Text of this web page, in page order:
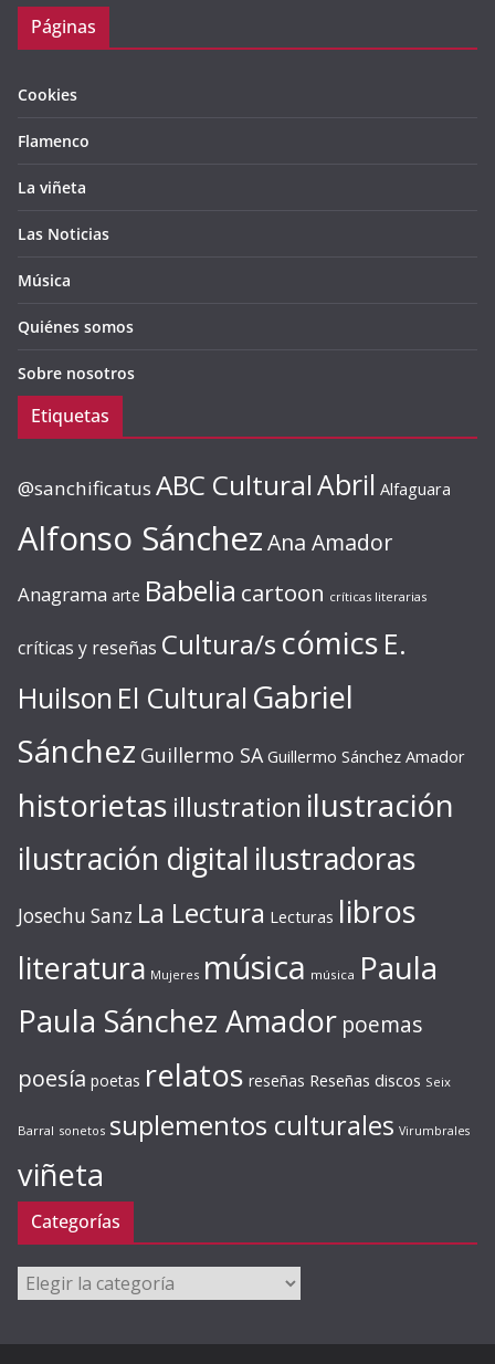
Páginas
Cookies
Flamenco
La viñeta
Las Noticias
Música
Quiénes somos
Sobre nosotros
Etiquetas
@sanchificatus ABC CulturalAbril Alfaguara
Alfonso SánchezAna Amador
Anagrama arte Babelia cartoon críticas literarias
críticas y reseñas Cultura/s cómics E.
Huilson El Cultural Gabriel
Sánchez Guillermo SA Guillermo Sánchez Amador
historietas illustration ilustración
ilustración digital ilustradoras
Josechu Sanz La Lectura Lecturas libros
literatura Mujeres música música Paula
Paula Sánchez Amador poemas
poesía poetas relatos reseñas Reseñas discos Seix
Barral sonetos suplementos culturales Virumbrales
viñeta
Categorías
Categorías